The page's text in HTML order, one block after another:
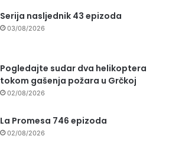
Serija nasljednik 43 epizoda
03/08/2026
Pogledajte sudar dva helikoptera
tokom gašenja požara u Grčkoj
02/08/2026
La Promesa 746 epizoda
02/08/2026